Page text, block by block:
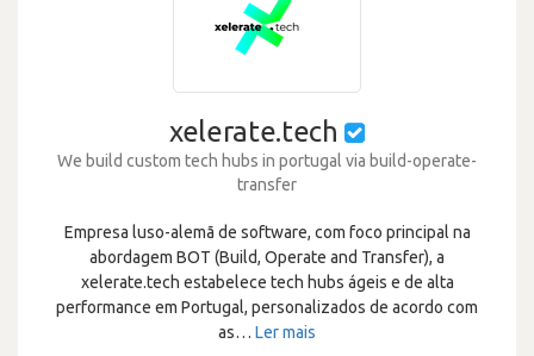
xelerate.tech
We build custom tech hubs in portugal via build-operate-
transfer
Empresa luso-alemã de software, com foco principal na
abordagem BOT (Build, Operate and Transfer), a
xelerate.tech estabelece tech hubs ágeis e de alta
performance em Portugal, personalizados de acordo com
as… Ler mais